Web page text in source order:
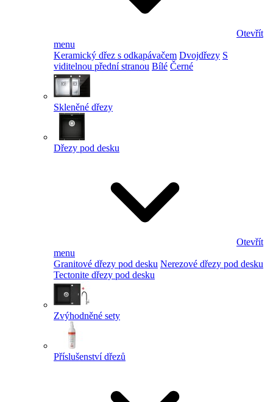
Otevřít
menu
Keramický dřez s odkapávačem Dvojdřezy S
viditelnou přední stranou Bílé Černé
Skleněné dřezy
Dřezy pod desku
Otevřít
menu
Granitové dřezy pod desku Nerezové dřezy pod desku
Tectonite dřezy pod desku
Zvýhodněné sety
Příslušenství dřezů